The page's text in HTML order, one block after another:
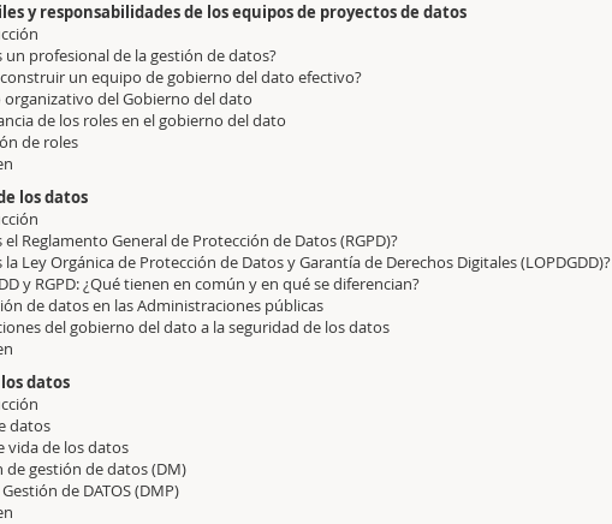
y responsabilidades de los equipos de proyectos de datos
un profesional de la gestión de datos?
un equipo de gobierno del dato efectivo?
organizativo del Gobierno del dato
de los roles en el gobierno del dato
de roles
los datos
el Reglamento General de Protección de Datos (RGPD)?
la Ley Orgánica de Protección de Datos y Garantía de Derechos Digitales (LOPDGDD)?
y RGPD: ¿Qué tienen en común y en qué se diferencian?
de datos en las Administraciones públicas
del gobierno del dato a la seguridad de los datos
datos
datos
vida de los datos
de gestión de datos (DM)
de DATOS (DMP)